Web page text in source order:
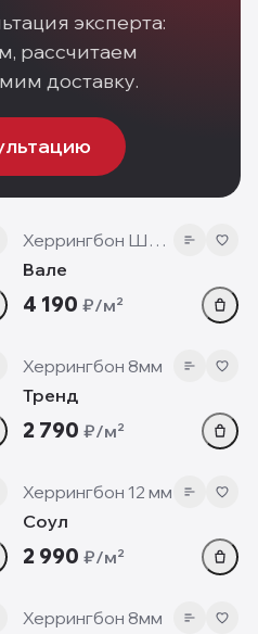
эксперта:
рассчитаем
доставку.
12 мм
Херрингбон Шеврон
Вале
4 190 ₽/м²
8 мм
Херрингбон 8мм
Тренд
2 790 ₽/м²
12 мм
Херрингбон 12 мм
Соул
2 990 ₽/м²
8 мм
Херрингбон 8мм